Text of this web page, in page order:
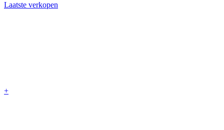
Laatste verkopen
+